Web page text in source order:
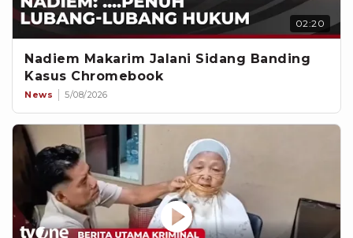
02:20
Nadiem Makarim Jalani Sidang Banding
Kasus Chromebook
News 5/08/2026